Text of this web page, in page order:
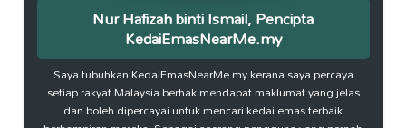
Nur Hafizah binti Ismail, Pencipta
KedaiEmasNearMe.my
Saya tubuhkan KedaiEmasNearMe.my kerana saya percaya
setiap rakyat Malaysia berhak mendapat maklumat yang jelas
dan boleh dipercayai untuk mencari kedai emas terbaik